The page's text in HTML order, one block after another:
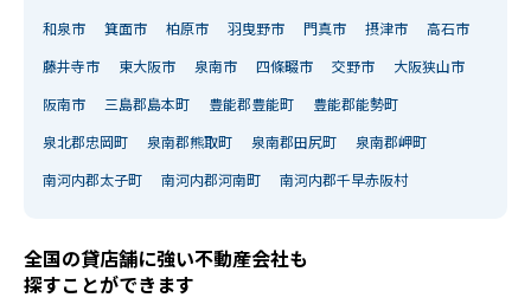
和泉市 箕面市 柏原市 羽曳野市 門真市 摂津市 高石市
藤井寺市 東大阪市 泉南市 四條畷市 交野市 大阪狭山市
阪南市 三島郡島本町 豊能郡豊能町 豊能郡能勢町
泉北郡忠岡町 泉南郡熊取町 泉南郡田尻町 泉南郡岬町
南河内郡太子町 南河内郡河南町 南河内郡千早赤阪村
全国の貸店舗に強い不動産会社も
探すことができます